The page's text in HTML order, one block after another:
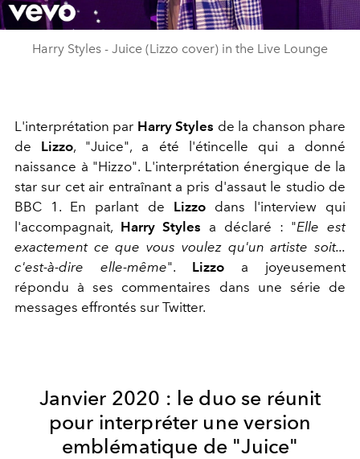
Video
Harry Styles - Juice (Lizzo cover) in the Live Lounge
L'interprétation par Harry Styles de la chanson phare
de Lizzo, "Juice", a été l'étincelle qui a donné
naissance à "Hizzo". L'interprétation énergique de la
star sur cet air entraînant a pris d'assaut le studio de
BBC 1. En parlant de Lizzodans l'interview qui
l'accompagnait, Harry Styles a déclaré : "Elle est
exactement ce que vous voulez qu'un artiste soit...
c'est-à-dire elle-même". Lizzo a joyeusement
répondu à ses commentaires dans une série de
messages effrontés sur Twitter.
Janvier 2020 : le duo se réunit
pour interpréter une version
emblématique de "Juice"